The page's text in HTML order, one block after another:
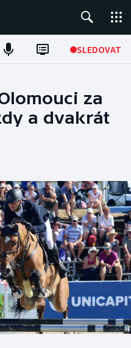
SLEDOVAT
za
a dvakrát